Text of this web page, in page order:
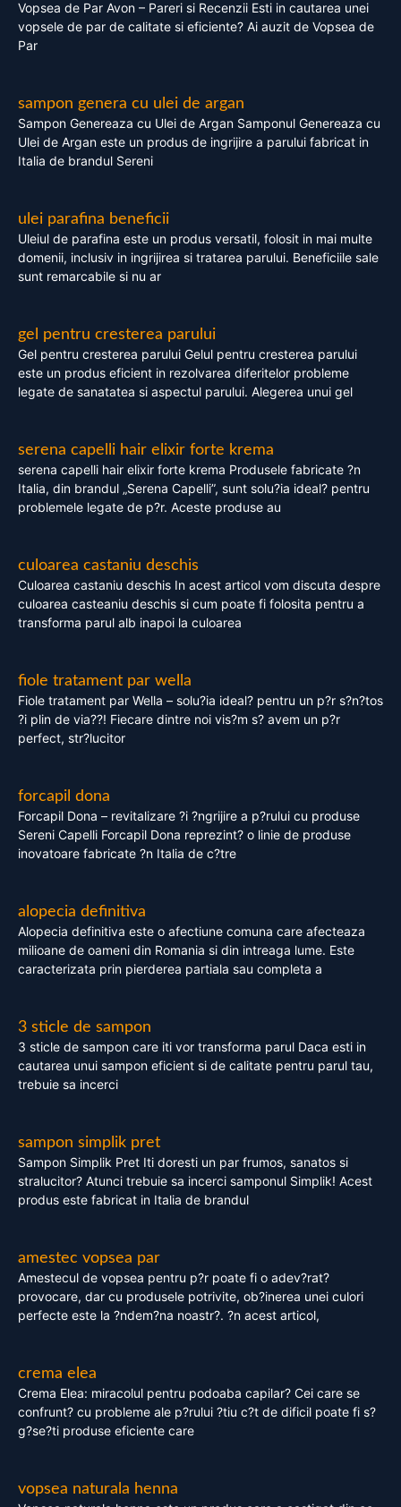
Vopsea de Par Avon – Pareri si Recenzii Esti in cautarea unei
vopsele de par de calitate si eficiente? Ai auzit de Vopsea de
Par
sampon genera cu ulei de argan
Sampon Genereaza cu Ulei de Argan Samponul Genereaza cu
Ulei de Argan este un produs de ingrijire a parului fabricat in
Italia de brandul Sereni
ulei parafina beneficii
Uleiul de parafina este un produs versatil, folosit in mai multe
domenii, inclusiv in ingrijirea si tratarea parului. Beneficiile sale
sunt remarcabile si nu ar
gel pentru cresterea parului
Gel pentru cresterea parului Gelul pentru cresterea parului
este un produs eficient in rezolvarea diferitelor probleme
legate de sanatatea si aspectul parului. Alegerea unui gel
serena capelli hair elixir forte krema
serena capelli hair elixir forte krema Produsele fabricate ?n
Italia, din brandul „Serena Capelli”, sunt solu?ia ideal? pentru
problemele legate de p?r. Aceste produse au
culoarea castaniu deschis
Culoarea castaniu deschis In acest articol vom discuta despre
culoarea casteaniu deschis si cum poate fi folosita pentru a
transforma parul alb inapoi la culoarea
fiole tratament par wella
Fiole tratament par Wella – solu?ia ideal? pentru un p?r s?n?tos
?i plin de via??! Fiecare dintre noi vis?m s? avem un p?r
perfect, str?lucitor
forcapil dona
Forcapil Dona – revitalizare ?i ?ngrijire a p?rului cu produse
Sereni Capelli Forcapil Dona reprezint? o linie de produse
inovatoare fabricate ?n Italia de c?tre
alopecia definitiva
Alopecia definitiva este o afectiune comuna care afecteaza
milioane de oameni din Romania si din intreaga lume. Este
caracterizata prin pierderea partiala sau completa a
3 sticle de sampon
3 sticle de sampon care iti vor transforma parul Daca esti in
cautarea unui sampon eficient si de calitate pentru parul tau,
trebuie sa incerci
sampon simplik pret
Sampon Simplik Pret Iti doresti un par frumos, sanatos si
stralucitor? Atunci trebuie sa incerci samponul Simplik! Acest
produs este fabricat in Italia de brandul
amestec vopsea par
Amestecul de vopsea pentru p?r poate fi o adev?rat?
provocare, dar cu produsele potrivite, ob?inerea unei culori
perfecte este la ?ndem?na noastr?. ?n acest articol,
crema elea
Crema Elea: miracolul pentru podoaba capilar? Cei care se
confrunt? cu probleme ale p?rului ?tiu c?t de dificil poate fi s?
g?se?ti produse eficiente care
vopsea naturala henna